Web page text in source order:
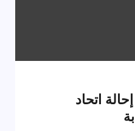
اتحاد